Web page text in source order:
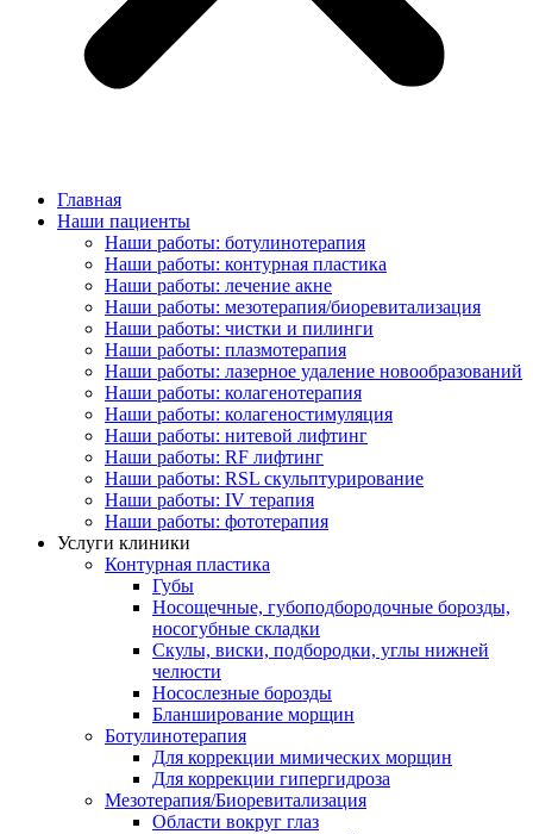
Главная
Наши пациенты
Наши работы: ботулинотерапия
Наши работы: контурная пластика
Наши работы: лечение акне
Наши работы: мезотерапия/биоревитализация
Наши работы: чистки и пилинги
Наши работы: плазмотерапия
Наши работы: лазерное удаление новообразований
Наши работы: колагенотерапия
Наши работы: колагеностимуляция
Наши работы: нитевой лифтинг
Наши работы: RF лифтинг
Наши работы: RSL скульптурирование
Наши работы: IV терапия
Наши работы: фототерапия
Услуги клиники
Контурная пластика
Губы
Носощечные, губоподбородочные борозды,
носогубные складки
Скулы, виски, подбородки, углы нижней
челюсти
Носослезные борозды
Бланширование морщин
Ботулинотерапия
Для коррекции мимических морщин
Для коррекции гипергидроза
Мезотерапия/Биоревитализация
Области вокруг глаз